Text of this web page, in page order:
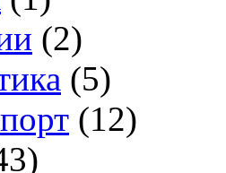
(2)
(5)
(12)